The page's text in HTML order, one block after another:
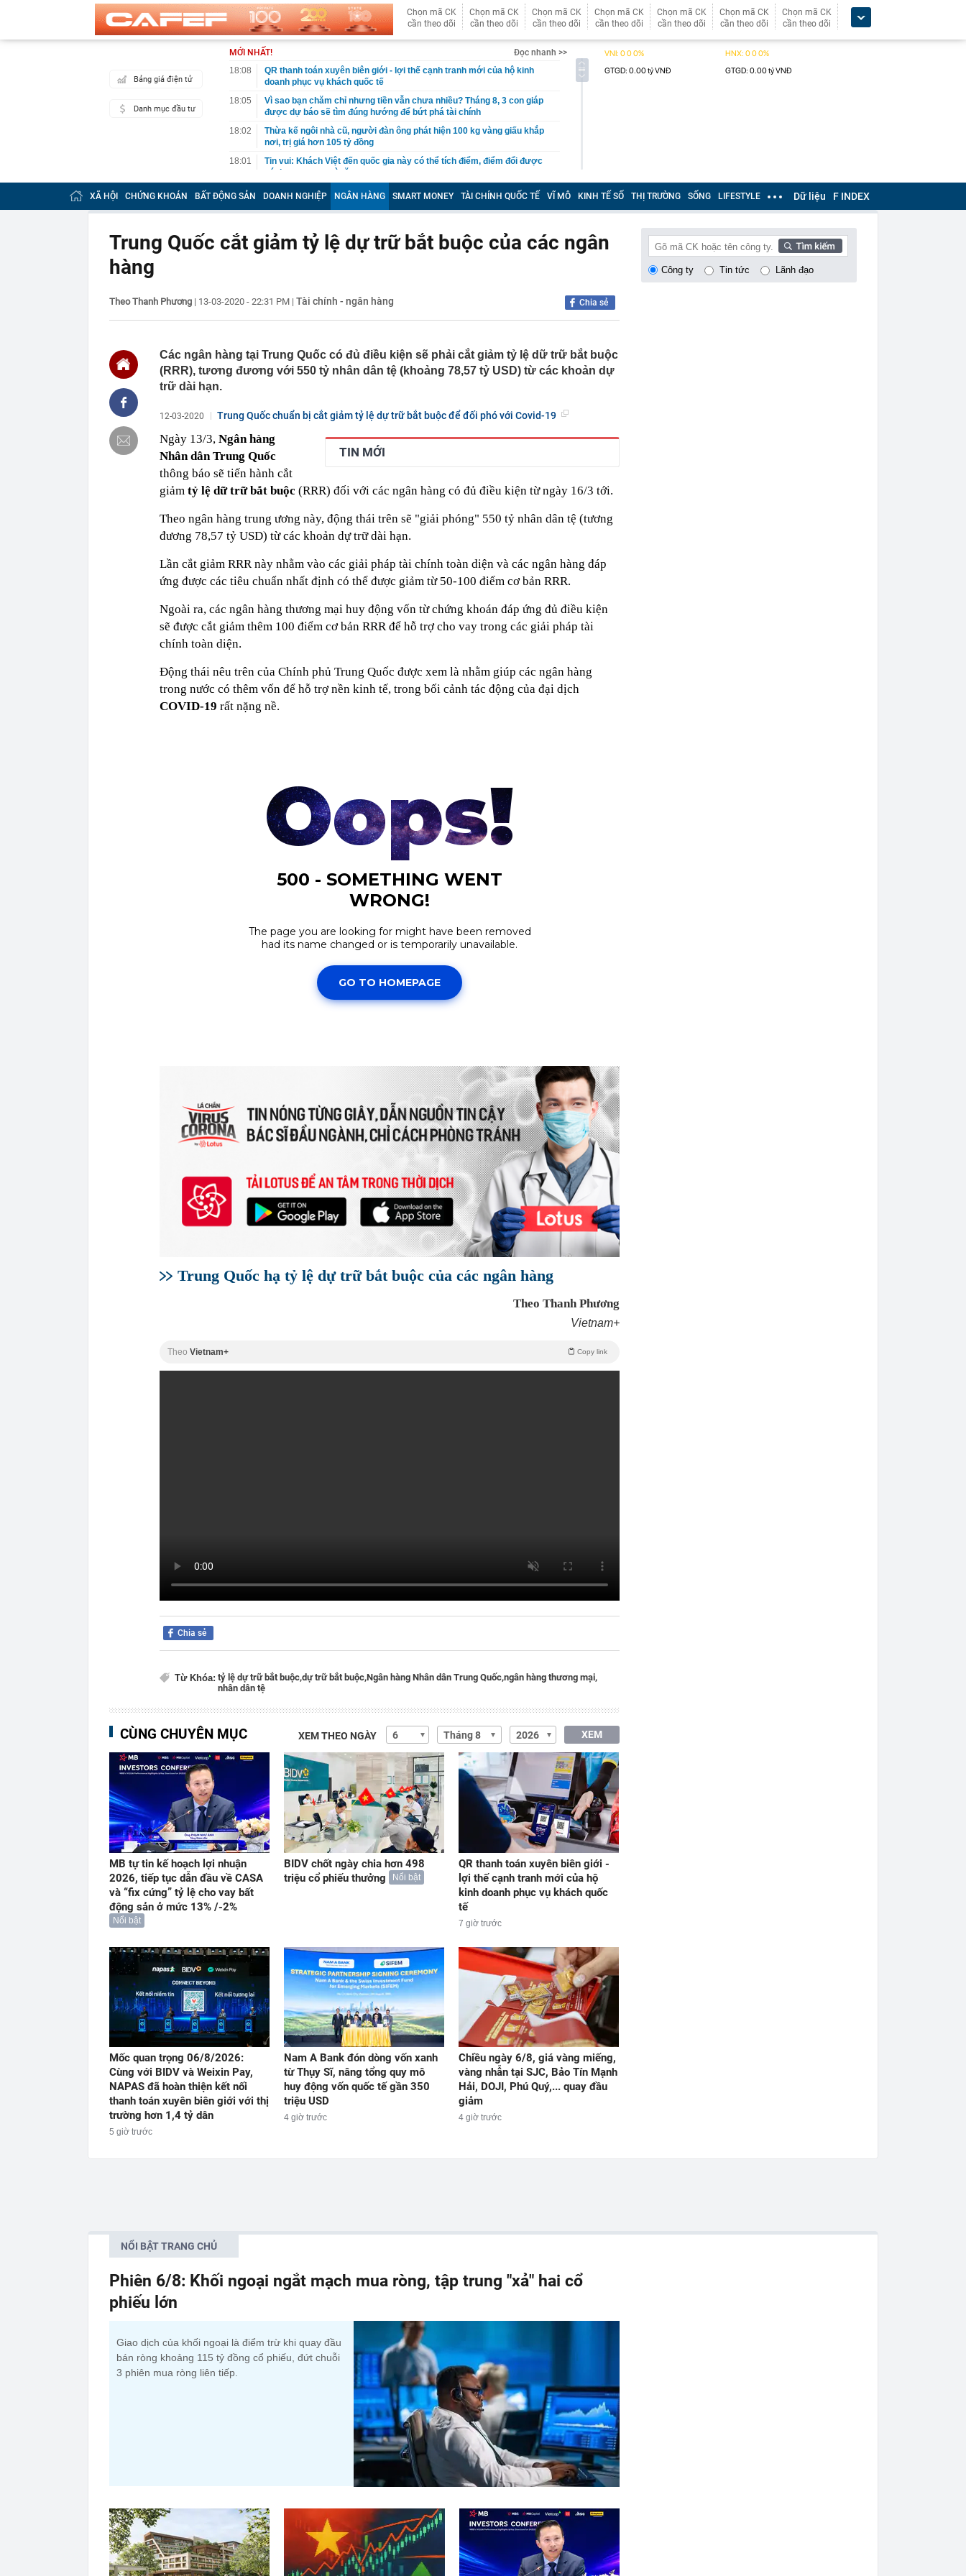
Chọn mã CK
cần theo dõi
Chọn mã CK
cần theo dõi
Chọn mã CK
cần theo dõi
Chọn mã CK
cần theo dõi
Chọn mã CK
cần theo dõi
Chọn mã CK
cần theo dõi
Chọn mã CK
cần theo dõi
Bảng giá điện tử
Danh mục đầu tư
MỚI NHẤT!
Đọc nhanh >>
18:08
QR thanh toán xuyên biên giới - lợi thế cạnh tranh mới của hộ kinh
doanh phục vụ khách quốc tế
18:05
Vì sao bạn chăm chỉ nhưng tiền vẫn chưa nhiều? Tháng 8, 3 con giáp
được dự báo sẽ tìm đúng hướng để bứt phá tài chính
18:02
Thừa kế ngôi nhà cũ, người đàn ông phát hiện 100 kg vàng giấu khắp
nơi, trị giá hơn 105 tỷ đồng
18:01
Tin vui: Khách Việt đến quốc gia này có thể tích điểm, điểm đổi được
vé tham quan, quà tặng
18:00
Phó Bí thư Thường trực Thành ủy Hà Nội Nguyễn Trọng Đông kiểm tra,
đôn đốc tiến độ các dự án trọng điểm
17:53
XSMN 6/8 - Kết quả XSMN hôm nay thứ Năm ngày 6/8/2026
Công an kiểm tra phòng trọ lúc 0 giờ 30 phút, bắt tạm giam Nguyễn
Văn Điệp SN 1995
giảm điểm
17:30
Công ty mẹ TikTok cấm nhân viên sao chép AI Mỹ, chấp nhận đi sau
17:20
Người tìm việc quan tâm ngành logistics, lượt tìm kiếm tăng mạnh
17:18
“Thuê nhà là ném tiền qua cửa sổ”? 5 trường hợp thuê nhà lại là quyết
định tài chính khôn ngoan hơn mua
17:15
Vụ cơ trưởng Malaysia Airlines bị cáo buộc buôn lậu 70.114 viên thuốc
Cảnh báo từ Bệnh viện Bạch Mai
17:06
Vì sao muỗi vo ve trong bóng tối, nhưng lập tức biến mất khi bật đèn?
17:02
Nhiều người nhét tỏi vào thùng gạo hóa ra vì những lợi ích này
16:59
Top 10 dự án chung cư hút khách nhất nửa đầu 2026 ở Hà Nội và
TP.HCM gọi tên dự án của Sunshine Group, MIK Group, Masterise
Homes, Phú Mỹ Hưng...
XÃ HỘI CHỨNG KHOÁN BẤT ĐỘNG SẢN DOANH NGHIỆP NGÂN HÀNG SMART MONEY TÀI CHÍNH QUỐC TẾ VĨ MÔ KINH TẾ SỐ THỊ TRƯỜNG SỐNG LIFESTYLE Dữ liệu F INDEX
Trung Quốc cắt giảm tỷ lệ dự trữ bắt buộc của các ngân
hàng
Theo Thanh Phương | 13-03-2020 - 22:31 PM | Tài chính - ngân hàng Chia sẻ
Các ngân hàng tại Trung Quốc có đủ điều kiện sẽ phải cắt giảm tỷ lệ dữ trữ bắt buộc
(RRR), tương đương với 550 tỷ nhân dân tệ (khoảng 78,57 tỷ USD) từ các khoản dự
trữ dài hạn.
12-03-2020 Trung Quốc chuẩn bị cắt giảm tỷ lệ dự trữ bắt buộc để đối phó với Covid-19
TIN MỚI
Ngày 13/3, Ngân hàng
Nhân dân Trung Quốc
thông báo sẽ tiến hành cắt
giảm tỷ lệ dữ trữ bắt buộc (RRR) đối với các ngân hàng có đủ điều kiện từ ngày 16/3 tới.
Theo ngân hàng trung ương này, động thái trên sẽ "giải phóng" 550 tỷ nhân dân tệ (tương
đương 78,57 tỷ USD) từ các khoản dự trữ dài hạn.
Lần cắt giảm RRR này nhằm vào các giải pháp tài chính toàn diện và các ngân hàng đáp
ứng được các tiêu chuẩn nhất định có thể được giảm từ 50-100 điểm cơ bản RRR.
Ngoài ra, các ngân hàng thương mại huy động vốn từ chứng khoán đáp ứng đủ điều kiện
sẽ được cắt giảm thêm 100 điểm cơ bản RRR để hỗ trợ cho vay trong các giải pháp tài
chính toàn diện.
Động thái nêu trên của Chính phủ Trung Quốc được xem là nhằm giúp các ngân hàng
trong nước có thêm vốn để hỗ trợ nền kinh tế, trong bối cảnh tác động của đại dịch
COVID-19 rất nặng nề.
Trung Quốc hạ tỷ lệ dự trữ bắt buộc của các ngân hàng
Theo Thanh Phương
Vietnam+
Theo Vietnam+ Copy link
Chia sẻ
Từ Khóa: tỷ lệ dự trữ bắt buộc,dự trữ bắt buộc,Ngân hàng Nhân dân Trung Quốc,ngân hàng thương mại,
nhân dân tệ
CÙNG CHUYÊN MỤC XEM THEO NGÀY XEM
MB tự tin kế hoạch lợi nhuận
2026, tiếp tục dẫn đầu về CASA
và “fix cứng” tỷ lệ cho vay bất
động sản ở mức 13% /-2%
Nổi bật
BIDV chốt ngày chia hơn 498
triệu cổ phiếu thưởng
Nổi bật
QR thanh toán xuyên biên giới -
lợi thế cạnh tranh mới của hộ
kinh doanh phục vụ khách quốc
tế
7 giờ trước
Mốc quan trọng 06/8/2026:
Cùng với BIDV và Weixin Pay,
NAPAS đã hoàn thiện kết nối
thanh toán xuyên biên giới với thị
trường hơn 1,4 tỷ dân
5 giờ trước
Nam A Bank đón dòng vốn xanh
từ Thụy Sĩ, nâng tổng quy mô
huy động vốn quốc tế gần 350
triệu USD
4 giờ trước
Chiều ngày 6/8, giá vàng miếng,
vàng nhẫn tại SJC, Bảo Tín Mạnh
Hải, DOJI, Phú Quý,... quay đầu
giảm
4 giờ trước
Công ty Tin tức Lãnh đạo
NỔI BẬT TRANG CHỦ
Phiên 6/8: Khối ngoại ngắt mạch mua ròng, tập trung "xả" hai cổ
phiếu lớn
Giao dịch của khối ngoại là điểm trừ khi quay đầu
bán ròng khoảng 115 tỷ đồng cổ phiếu, đứt chuỗi
3 phiên mua ròng liên tiếp.